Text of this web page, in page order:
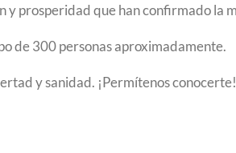
prosperidad que han confirmado la
de 300 personas aproximadamente.
y sanidad. ¡Permítenos conocerte!